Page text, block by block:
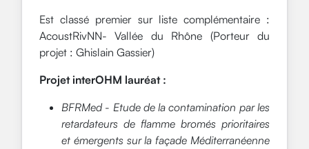
Est classé premier sur liste complémentaire :
AcoustRivNN- Vallée du Rhône (Porteur du
projet : Ghislain Gassier)
Projet interOHM lauréat :
BFRMed - Etude de la contamination par les
retardateurs de flamme bromés prioritaires
et émergents sur la façade Méditerranéenne